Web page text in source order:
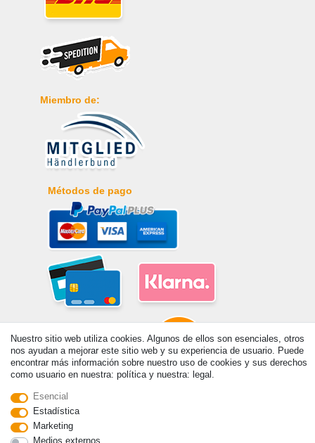
Miembro de:
Métodos de pago
© Copyright 2026 | Todos los derechos reservados. - Prix de base voir
Nuestro sitio web utiliza cookies. Algunos de ellos son esenciales, otros
nos ayudan a mejorar este sitio web y su experiencia de usuario. Puede
encontrar más información sobre nuestro uso de cookies y sus derechos
como usuario en nuestra: política y nuestra: legal.
Esencial
Estadística
Marketing
Medios externos